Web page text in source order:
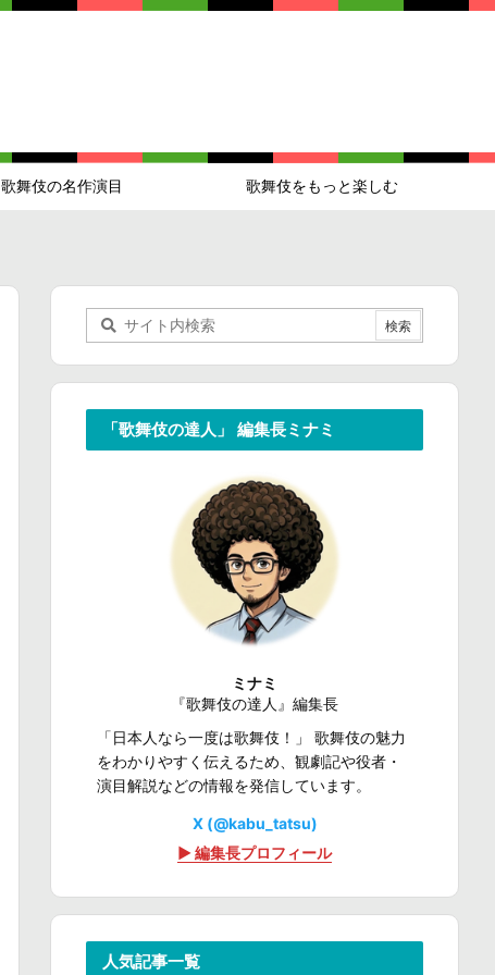
歌舞伎の名作演目 歌舞伎をもっと楽しむ
「歌舞伎の達人」 編集長ミナミ
ミナミ
『歌舞伎の達人』編集長
「日本人なら一度は歌舞伎！」 歌舞伎の魅力
をわかりやすく伝えるため、観劇記や役者・
演目解説などの情報を発信しています。
X (@kabu_tatsu)
▶ 編集長プロフィール
人気記事一覧